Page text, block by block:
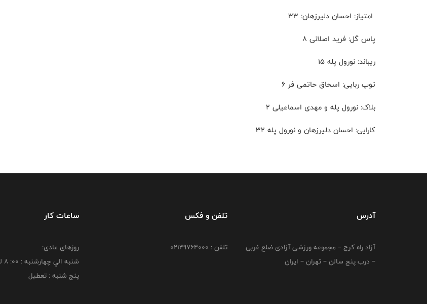
امتیاز: احسان دلیرزهان: ۳۳
پاس گل: فرید اصلانی ۸
ریباند: نورول پله ۱۵
توپ ربایی: اسحاق حاتمی فر ۶
بلاک: نورول پله و مهدی اسماعیلی ۲
کارایی: احسان دلیرزهان و نورول پله ۳۲
آدرس
آزاد راه کرج – مجموعه ورزشی آزادی ضلع غربی
– درب پنج سالن – تهران – ایران
تلفن و فکس
تلفن : 02149764000
ساعات کار
روزهای عادی:
شنبه الي چهارشنبه : 00: 8 لغايت 16:00
پنج شنبه : تعطیل